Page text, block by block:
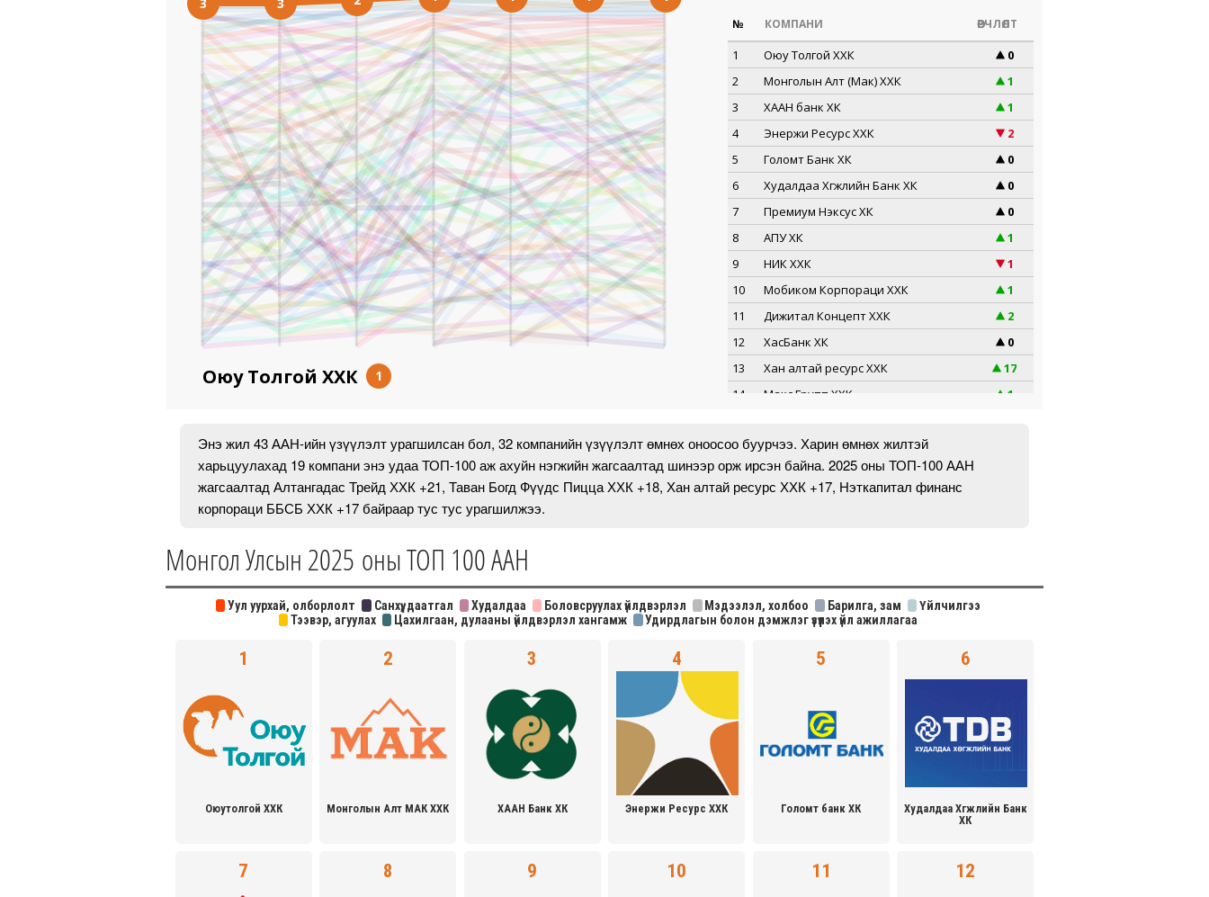
Энэ жил 43 ААН-ийн үзүүлэлт урагшилсан бол, 32 компанийн үзүүлэлт өмнөх оноосоо буурчээ. Харин өмнөх жилтэй
харьцуулахад 19 компани энэ удаа ТОП-100 аж ахуйн нэгжийн жагсаалтад шинээр орж ирсэн байна. 2025 оны ТОП-100 ААН
жагсаалтад Алтангадас Трейд ХХК +21, Таван Богд Фүүдс Пицца ХХК +18, Хан алтай ресурс ХХК +17, Нэткапитал финанс
корпораци ББСБ ХХК +17 байраар тус тус урагшилжээ.
Монгол Улсын 2025 оны ТОП 100 ААН